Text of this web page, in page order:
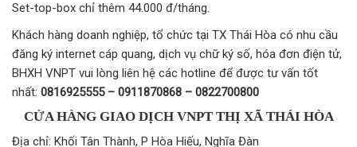
Set-top-box chỉ thêm 44.000 đ/tháng.
Khách hàng doanh nghiệp, tổ chức tại TX Thái Hòa có nhu cầu
đăng ký internet cáp quang, dịch vụ chữ ký số, hóa đơn điện tử,
BHXH VNPT vui lòng liên hệ các hotline để được tư vấn tốt
nhất: 0816925555 – 0911870868 – 0822700800
CỬA HÀNG GIAO DỊCH VNPT THỊ XÃ THÁI HÒA
Địa chỉ: Khối Tân Thành, P Hòa Hiếu, Nghĩa Đàn